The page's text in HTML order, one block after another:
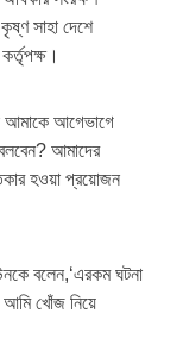
সাহা দেশে
আমাকে আগেভাগে
বলবেন? আমাদের
হওয়া প্রয়োজন
বলেন,‘এরকম ঘটনা
খোঁজ নিয়ে